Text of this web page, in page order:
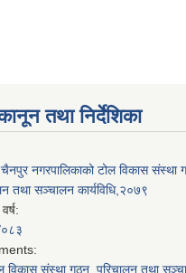
तथा निर्देशिका
चैनपुर नगरपालिकाको टोल विकास संस्था
तथा सञ्चालन कार्यविधि,२०७९
विकास संस्था गठन, परिचालन तथा